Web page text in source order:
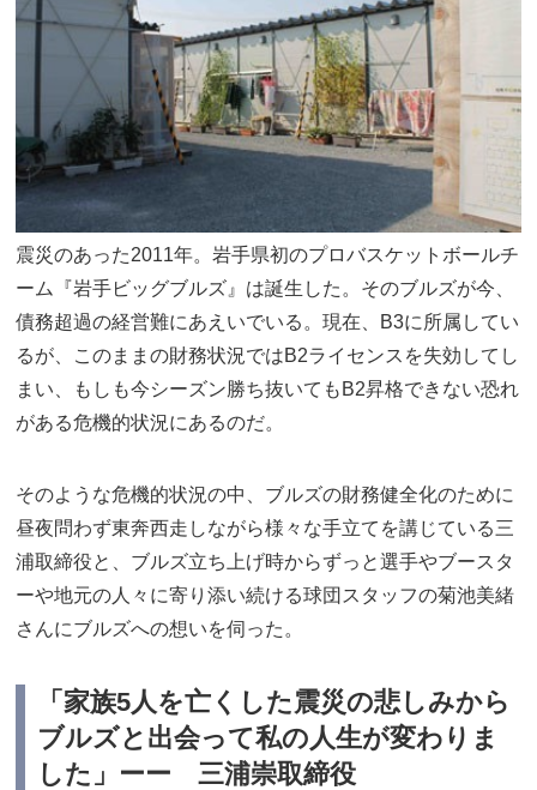
震災のあった2011年。岩手県初のプロバスケットボールチ
ーム『岩手ビッグブルズ』は誕生した。そのブルズが今、
債務超過の経営難にあえいでいる。現在、B3に所属してい
るが、このままの財務状況ではB2ライセンスを失効してし
まい、もしも今シーズン勝ち抜いてもB2昇格できない恐れ
がある危機的状況にあるのだ。
そのような危機的状況の中、ブルズの財務健全化のために
昼夜問わず東奔西走しながら様々な手立てを講じている三
浦取締役と、ブルズ立ち上げ時からずっと選手やブースタ
ーや地元の人々に寄り添い続ける球団スタッフの菊池美緒
さんにブルズへの想いを伺った。
「家族5人を亡くした震災の悲しみから
ブルズと出会って私の人生が変わりま
した」ーー 三浦崇取締役